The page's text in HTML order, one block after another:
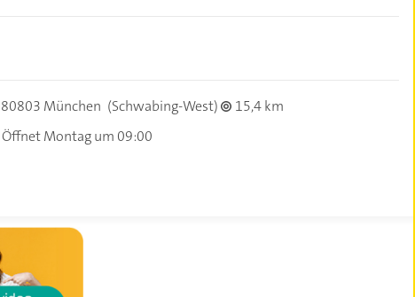
80803 München (Schwabing-West)
15,4 km
Öffnet Montag um 09:00